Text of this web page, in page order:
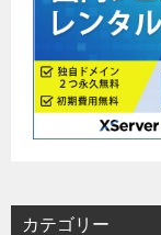
カテゴリー